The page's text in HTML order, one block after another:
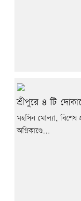
শ্রীপুরে ৪ টি
মহসিন মোল্যা, বিশেষ
অগ্নিকাণ্ডে...